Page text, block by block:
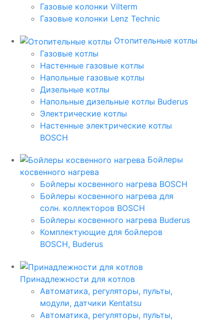
Газовые колонки Vilterm
Газовые колонки Lenz Technic
Отопительные котлы
Газовые котлы
Настенные газовые котлы
Напольные газовые котлы
Дизельные котлы
Напольные дизельные котлы Buderus
Электрические котлы
Настенные электрические котлы
BOSCH
Бойлеры
косвенного нагрева
Бойлеры косвенного нагрева BOSCH
Бойлеры косвенного нагрева для
солн. коллекторов BOSCH
Бойлеры косвенного нагрева Buderus
Комплектующие для бойлеров
BOSCH, Buderus
Принадлежности для котлов
Автоматика, регуляторы, пульты,
модули, датчики Kentatsu
Автоматика, регуляторы, пульты,